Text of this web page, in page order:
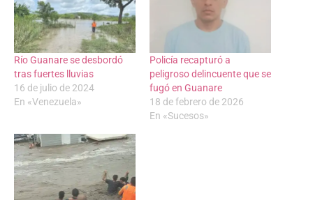
Río Guanare se desbordó
tras fuertes lluvias
16 de julio de 2024
En «Venezuela»
Policía recapturó a
peligroso delincuente que se
fugó en Guanare
18 de febrero de 2026
En «Sucesos»